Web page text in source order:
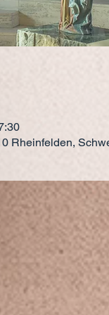
Rheinfelden,